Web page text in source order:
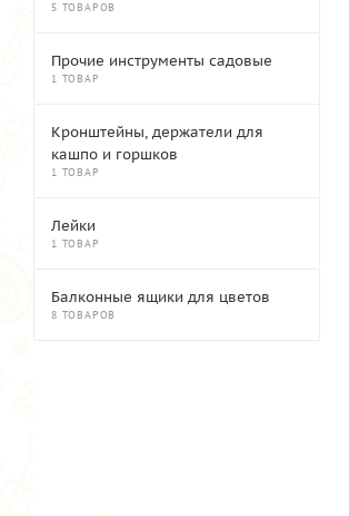
5 ТОВАРОВ
Прочие инструменты садовые
1 ТОВАР
Кронштейны, держатели для
кашпо и горшков
1 ТОВАР
Лейки
1 ТОВАР
Балконные ящики для цветов
8 ТОВАРОВ